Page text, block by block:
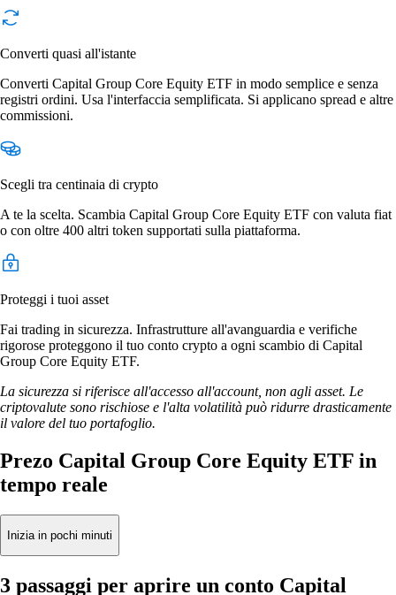
Converti quasi all'istante
Converti Capital Group Core Equity ETF in modo semplice e senza
registri ordini. Usa l'interfaccia semplificata. Si applicano spread e altre
commissioni.
Scegli tra centinaia di crypto
A te la scelta. Scambia Capital Group Core Equity ETF con valuta fiat
o con oltre 400 altri token supportati sulla piattaforma.
Proteggi i tuoi asset
Fai trading in sicurezza. Infrastrutture all'avanguardia e verifiche
rigorose proteggono il tuo conto crypto a ogni scambio di Capital
Group Core Equity ETF.
La sicurezza si riferisce all'accesso all'account, non agli asset. Le
criptovalute sono rischiose e l'alta volatilità può ridurre drasticamente
il valore del tuo portafoglio.
Prezo Capital Group Core Equity ETF in
tempo reale
Inizia in pochi minuti
3 passaggi per aprire un conto Capital